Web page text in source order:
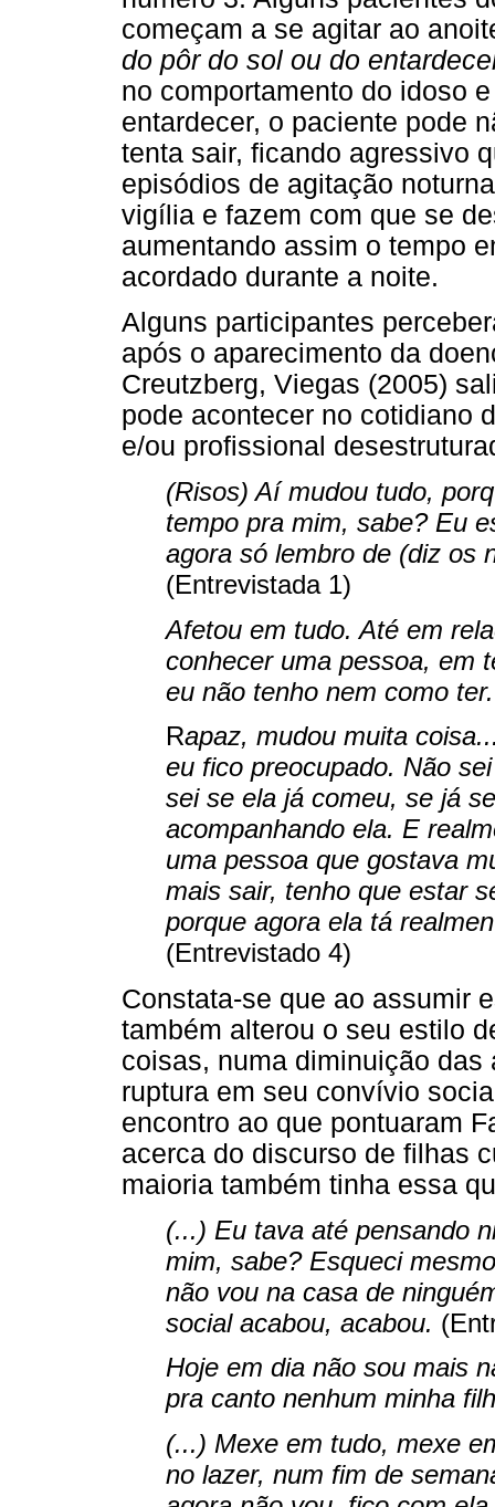
começam a se agitar ao
do pôr do sol ou do
no comportamento do idoso
entardecer, o paciente pode
tenta sair, ficando agressivo
episódios de agitação
vigília e fazem com que se
aumentando assim o tempo
acordado durante a noite.
Alguns participantes
após o aparecimento da
Creutzberg, Viegas (2005)
pode acontecer no cotidiano
e/ou profissional
(Risos) Aí mudou tudo,
tempo pra mim, sabe? Eu
agora só lembro de (diz os
(Entrevistada 1)
Afetou em tudo. Até em
conhecer uma pessoa, em
eu não tenho nem como
Rapaz, mudou muita
eu fico preocupado. Não
sei se ela já comeu, se já
acompanhando ela. E
uma pessoa que gostava
mais sair, tenho que estar
porque agora ela tá
(Entrevistado 4)
Constata-se que ao assumir
também alterou o seu estilo
coisas, numa diminuição
ruptura em seu convívio
encontro ao que pontuaram
acerca do discurso de filhas
maioria também tinha essa
(...) Eu tava até pensando
mim, sabe? Esqueci
não vou na casa de
social acabou, acabou.
Hoje em dia não sou mais
pra canto nenhum minha
(...) Mexe em tudo, mexe
no lazer, num fim de